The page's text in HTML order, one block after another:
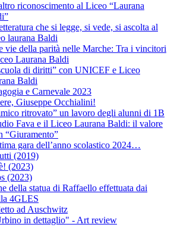
riconoscimento al Liceo “Laurana
che si legge, si vede, si ascolta al
laurana Baldi
vie della parità nelle Marche: Tra i vincitori
Laurana Baldi
di diritti” con UNICEF e Liceo
Baldi
e Carnevale 2023
Giuseppe Occhialini!
ritrovato” un lavoro degli alunni di 1B
Fava e il Liceo Laurana Baldi: il valore
“Giuramento”
gara dell’anno scolastico 2024…
(2019)
(2023)
(2023)
della statua di Raffaello effettuata dai
4GLES
ad Auschwitz
in dettaglio" - Art review